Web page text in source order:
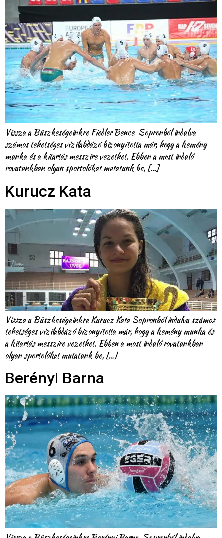
Vissza a Büszkeségeinkre Fiedler Bence Sopronból indulva
számos tehetséges vízilabdázó bizonyította már, hogy a kemény
munka és a kitartás messzire vezethet. Ebben a most induló
rovatunkban olyan sportolókat mutatunk be, […]
Kurucz Kata
Vissza a Büszkeségeinkre Kurucz Kata Sopronból indulva számos
tehetséges vízilabdázó bizonyította már, hogy a kemény munka és
a kitartás messzire vezethet. Ebben a most induló rovatunkban
olyan sportolókat mutatunk be, […]
Berényi Barna